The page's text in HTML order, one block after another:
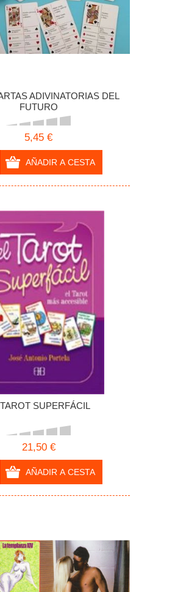
ADIVINATORIAS DEL
FUTURO
5,45 €
SUPERFÁCIL
21,50 €